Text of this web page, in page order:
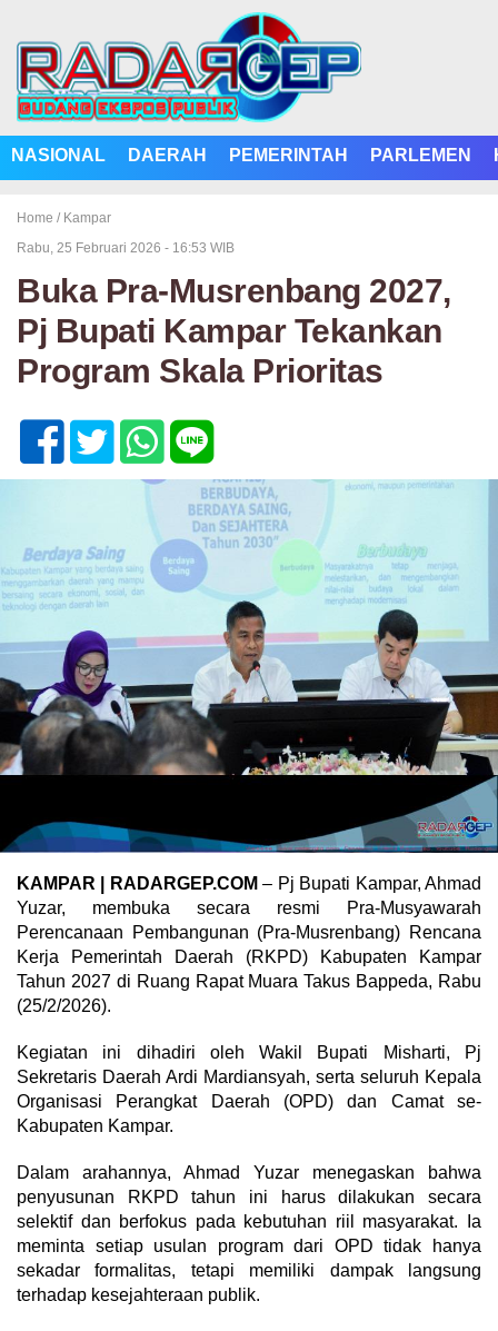
NASIONAL DAERAH PEMERINTAH PARLEMEN
Home / Kampar
Rabu, 25 Februari 2026 - 16:53 WIB
Buka Pra-Musrenbang 2027,
Pj Bupati Kampar Tekankan
Program Skala Prioritas
KAMPAR | RADARGEP.COM– Pj Bupati Kampar, Ahmad
Yuzar, membuka secara resmi Pra-Musyawarah
Perencanaan Pembangunan (Pra-Musrenbang) Rencana
Kerja Pemerintah Daerah (RKPD) Kabupaten Kampar
Tahun 2027 di Ruang Rapat Muara Takus Bappeda, Rabu
(25/2/2026).
Kegiatan ini dihadiri oleh Wakil Bupati Misharti, Pj
Sekretaris Daerah Ardi Mardiansyah, serta seluruh Kepala
Organisasi Perangkat Daerah (OPD) dan Camat se-
Kabupaten Kampar.
Dalam arahannya, Ahmad Yuzar menegaskan bahwa
penyusunan RKPD tahun ini harus dilakukan secara
selektif dan berfokus pada kebutuhan riil masyarakat. Ia
meminta setiap usulan program dari OPD tidak hanya
sekadar formalitas, tetapi memiliki dampak langsung
terhadap kesejahteraan publik.